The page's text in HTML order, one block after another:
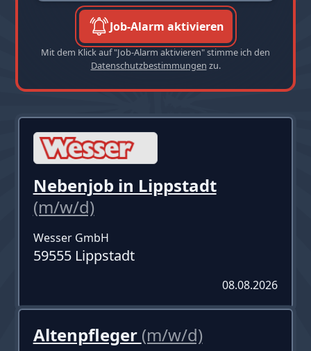
Job-Alarm aktivieren
Mit dem Klick auf "Job-Alarm aktivieren" stimme ich den
Datenschutzbestimmungen zu.
Nebenjob in Lippstadt
(m/w/d)
Wesser GmbH
59555 Lippstadt
08.08.2026
Altenpfleger (m/w/d)